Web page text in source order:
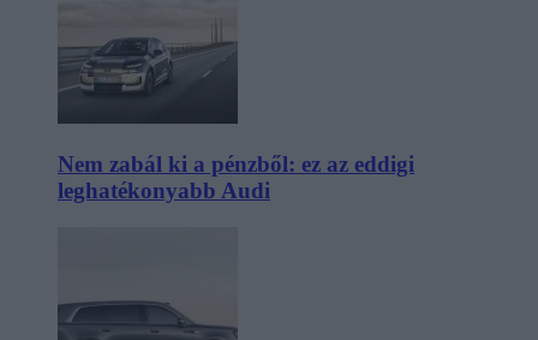
Nem zabál ki a pénzből: ez az eddigi
leghatékonyabb Audi